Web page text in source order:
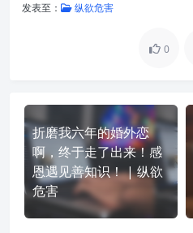
发表至： 纵欲危害
0
折磨我六年的婚外恋
啊，终于走了出来！感
恩遇见善知识！ | 纵欲
危害